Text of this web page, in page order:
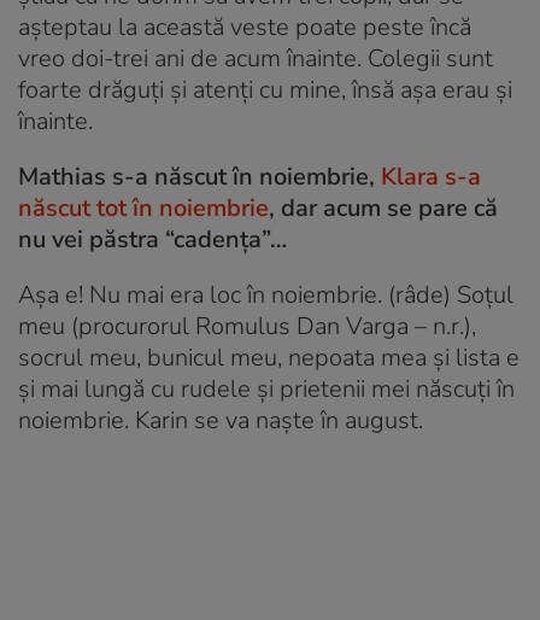
așteptau la această veste poate peste încă
vreo doi-trei ani de acum înainte. Colegii sunt
foarte drăguți și atenți cu mine, însă așa erau și
înainte.
Mathias s-a născut în noiembrie, Klara s-a
născut tot în noiembrie, dar acum se pare că
nu vei păstra “cadența”…
Așa e! Nu mai era loc în noiembrie. (râde) Soțul
meu (procurorul Romulus Dan Varga – n.r.),
socrul meu, bunicul meu, nepoata mea și lista e
și mai lungă cu rudele și prietenii mei născuți în
noiembrie. Karin se va naște în august.